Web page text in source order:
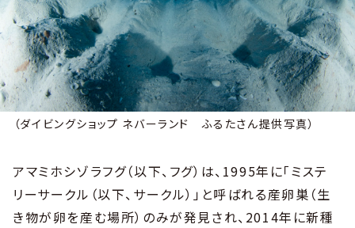
（ダイビングショップ ネバーランド ふるたさん提供写真）
アマミホシゾラフグ（以下、フグ）は、1995年に「ミステ
リーサークル（以下、サークル）」と呼ばれる産卵巣（生
き物が卵を産む場所）のみが発見され、2014年に新種